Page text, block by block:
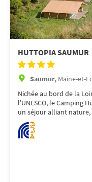
HUTTOPIA SAUMUR
Saumur, Maine-et-
Nichée au bord de la
l'UNESCO, le Camping
un séjour alliant nature,